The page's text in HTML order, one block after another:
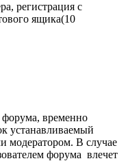
регистрация с
ящика(10
временно
устанавливаемый
модератором. В случае
форума влечет